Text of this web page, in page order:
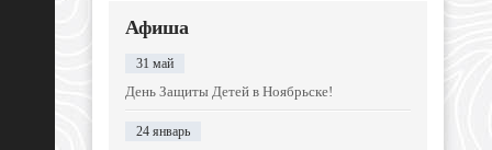
Афиша
31 май
День Защиты Детей в Ноябрьске!
24 январь